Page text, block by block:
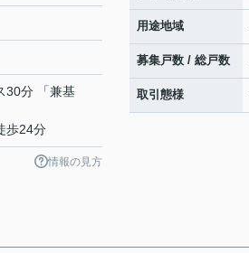
30分 「兼基
歩24分
情報の見方
用途地域
募集戸数 / 総戸数
取引態様